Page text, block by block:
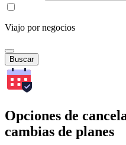
Viajo por negocios
Buscar
Opciones de
cambias de planes